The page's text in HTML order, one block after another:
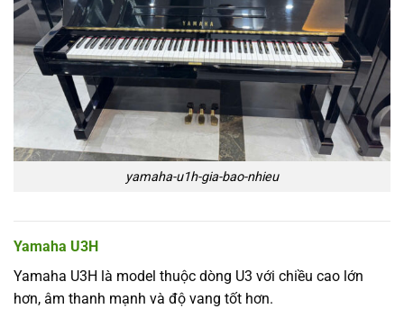
yamaha-u1h-gia-bao-nhieu
Yamaha U3H
Yamaha U3H là model thuộc dòng U3 với chiều cao lớn
hơn, âm thanh mạnh và độ vang tốt hơn.